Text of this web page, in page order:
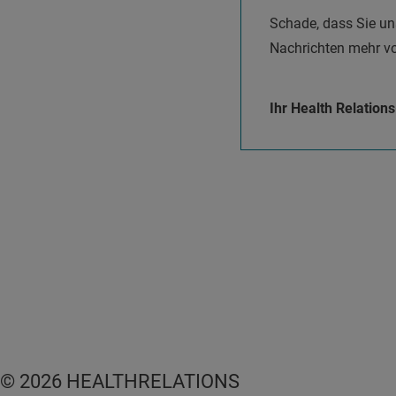
Schade, dass Sie
Nachrichten mehr
Ihr Health
© 2026 HEALTHRELATIONS